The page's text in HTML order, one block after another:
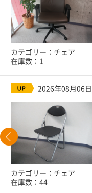
カテゴリー：チェア
在庫数：1
2026年08月06
カテゴリー：チェア
在庫数：44